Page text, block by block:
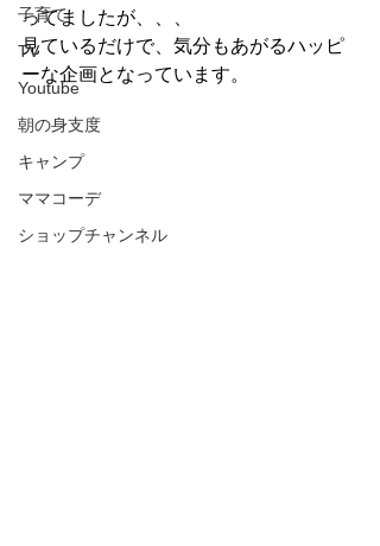
子育て
TV
Youtube
朝の身支度
キャンプ
ママコーデ
ショップチャンネル
ってましたが、、、
見ているだけで、気分もあがるハッピ
ーな企画となっています。